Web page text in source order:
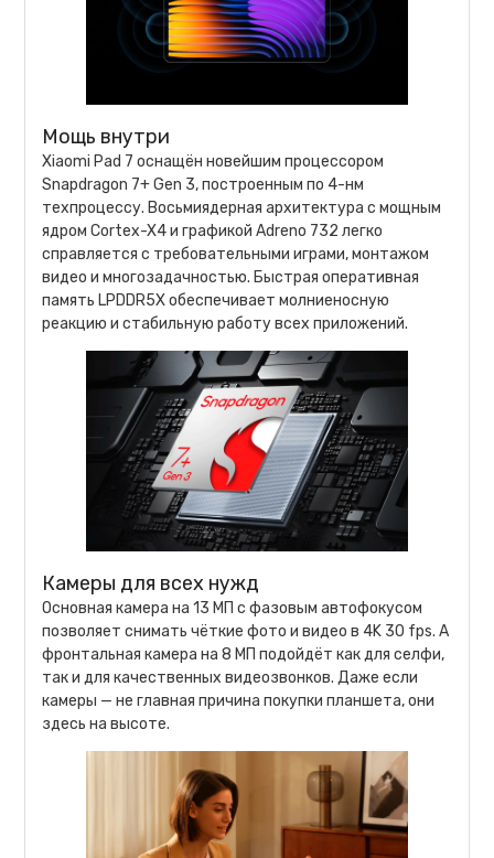
Мощь внутри
Xiaomi Pad 7 оснащён новейшим процессором
Snapdragon 7+ Gen 3, построенным по 4-нм
техпроцессу. Восьмиядерная архитектура с мощным
ядром Cortex-X4 и графикой Adreno 732 легко
справляется с требовательными играми, монтажом
видео и многозадачностью. Быстрая оперативная
память LPDDR5X обеспечивает молниеносную
реакцию и стабильную работу всех приложений.
Камеры для всех нужд
Основная камера на 13 МП с фазовым автофокусом
позволяет снимать чёткие фото и видео в 4K 30 fps. А
фронтальная камера на 8 МП подойдёт как для селфи,
так и для качественных видеозвонков. Даже если
камеры — не главная причина покупки планшета, они
здесь на высоте.